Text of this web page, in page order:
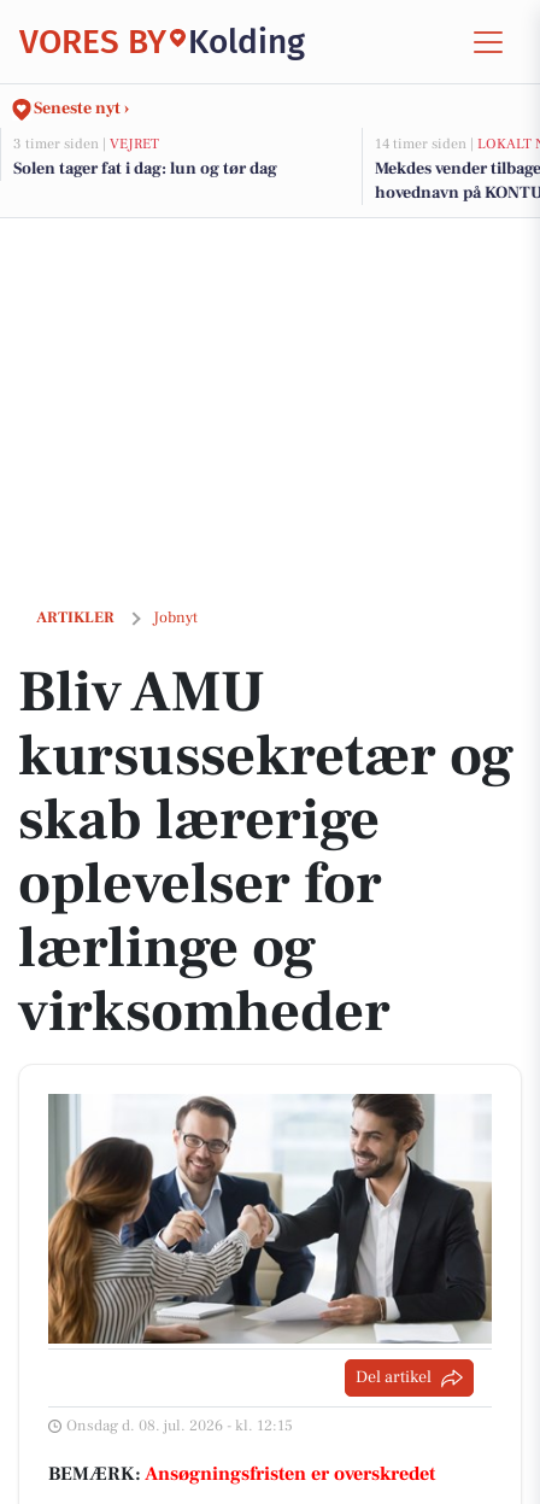
VORES BY Kolding
Seneste nyt ›
3 timer siden | VEJRET
Solen tager fat i dag: lun og tør dag
14 timer siden | LOKALT
Mekdes vender
hovednavn på
ARTIKLER Jobnyt
Bliv AMU kursussekretær og skab lærerige oplevelser for lærlinge
Bliv AMU
kursussekretær og
skab lærerige
oplevelser for
lærlinge og
virksomheder
Del artikel
Onsdag d. 08. jul. 2026 - kl. 12:15
BEMÆRK: Ansøgningsfristen er overskredet